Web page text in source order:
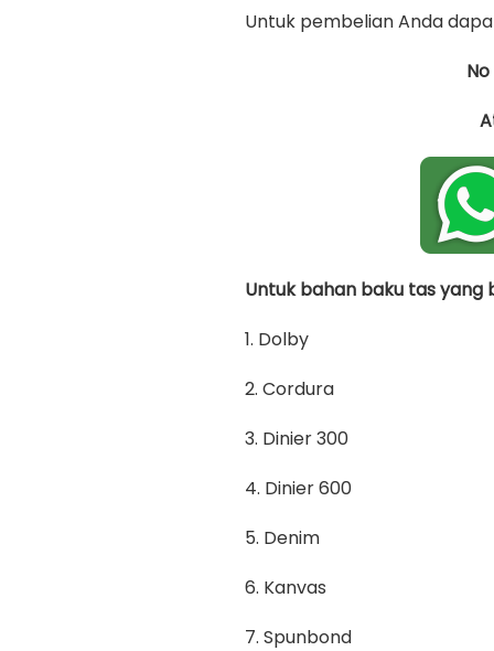
Untuk pembelian Anda
Untuk bahan baku tas yang
1. Dolby
2. Cordura
3. Dinier 300
4. Dinier 600
5. Denim
6. Kanvas
7. Spunbond